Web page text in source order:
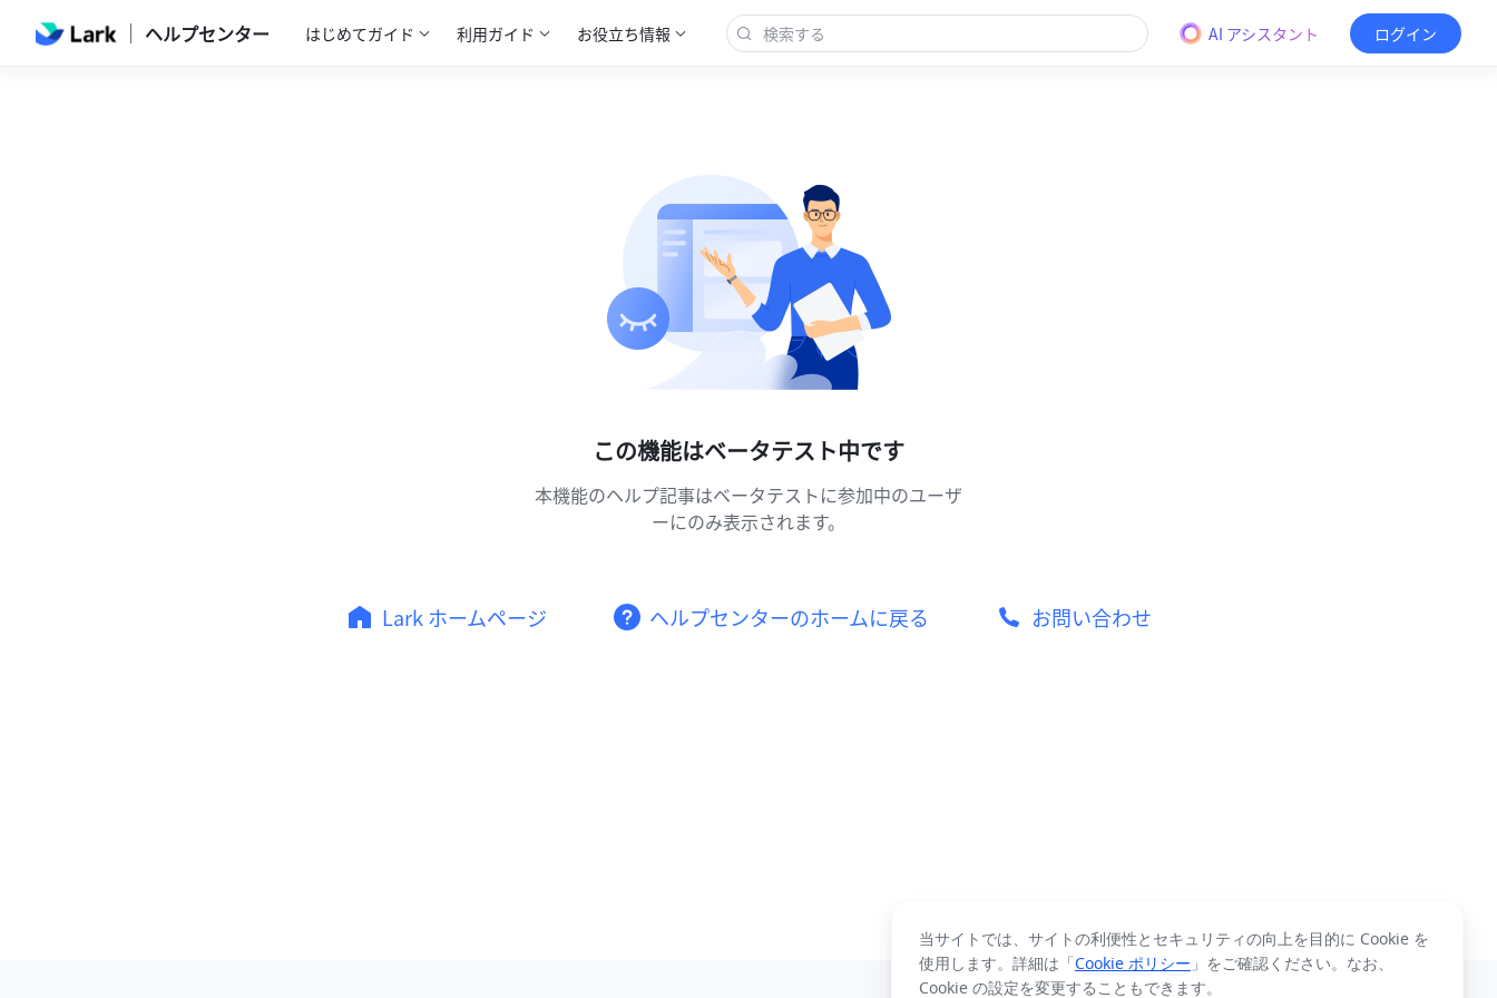
ヘルプセンター はじめてガイド 利用ガイド お役立ち情報 AI アシスタント ログイン
この機能はベータテスト中です
本機能のヘルプ記事はベータテストに参加中のユーザ
ーにのみ表示されます。
Lark ホームページ ヘルプセンターのホームに戻る お問い合わせ
当サイトでは、サイトの利便性とセキュリティの向上を目的に Cookie を
使用します。詳細は「Cookie ポリシー」をご確認ください。なお、
Cookie の設定を変更することもできます。